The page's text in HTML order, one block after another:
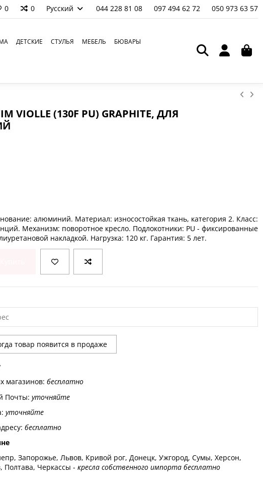
0 0 Русский 044 228 81 08 097 494 62 72 050 973 63 57
ДЕТСКИЕ СТУЛЬЯ МЕБЕЛЬ БЮВАРЫ
VIOLLE (130F PU) GRAPHITE, ДЛЯ
алюминий. Материал: износостойкая ткань, категория 2. Класс:
Механизм: поворотное кресло. Подлокотники: PU - фиксированные
накладкой. Нагрузка: 120 кг. Гарантия: 5 лет.
магазинов: бесплатно
Почты: уточняйте
уточняйте
бесплатно
Запорожье, Львов, Кривой рог, Донецк, Ужгород, Сумы, Херсон,
Черкассы - кресла собственного импорта бесплатно